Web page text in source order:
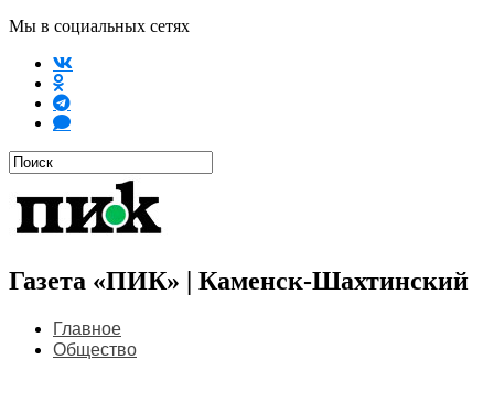
Мы в социальных сетях
Газета «ПИК» | Каменск-Шахтинский
Главное
Общество